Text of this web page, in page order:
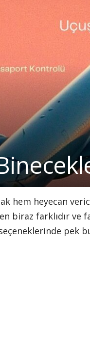
hem heyecan
biraz farklıdır ve